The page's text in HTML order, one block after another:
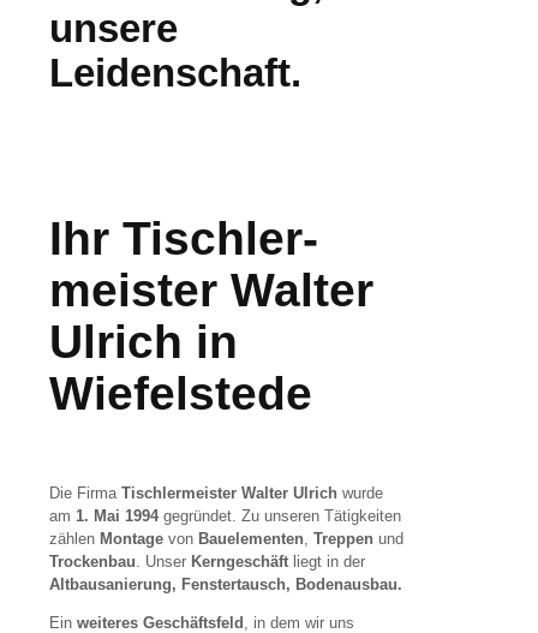
unsere
Leidenschaft.
Ihr Tischler­
meister Walter
Ulrich in
Wiefelstede
Die Firma Tischlermeister Walter Ulrich wurde
am 1. Mai 1994gegründet. Zu unseren Tätigkeiten
zählen Montage von Bauelementen Treppen und
Trockenbau . Unser Kerngeschäft liegt in der
Altbausanierung, Fenstertausch, Bodenausbau.
Ein weiteres Geschäftsfeld , in dem wir uns